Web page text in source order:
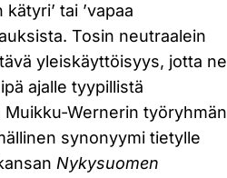
tai ’vapaa
Tosin neutraalein
yleiskäyttöisyys, jotta ne
ajalle tyypillistä
Wernerin työryhmän
synonyymi tietylle
Nykysuomen